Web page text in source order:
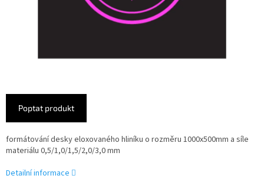
Poptat produkt
formátování desky eloxovaného hliníku o rozměru 1000x500mm a síle
materiálu 0,5/1,0/1,5/2,0/3,0 mm
Detailní informace